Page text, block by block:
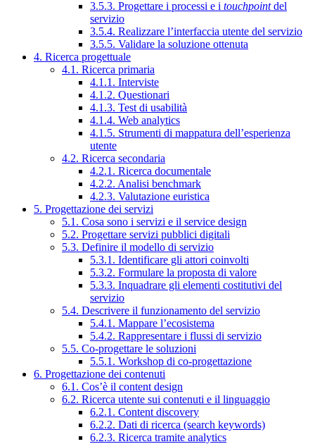
3.5.3. Progettare i processi e i touchpointdel
servizio
3.5.4. Realizzare l’interfaccia utente del servizio
3.5.5. Validare la soluzione ottenuta
4. Ricerca progettuale
4.1. Ricerca primaria
4.1.1. Interviste
4.1.2. Questionari
4.1.3. Test di usabilità
4.1.4. Web analytics
4.1.5. Strumenti di mappatura dell’esperienza
utente
4.2. Ricerca secondaria
4.2.1. Ricerca documentale
4.2.2. Analisi benchmark
4.2.3. Valutazione euristica
5. Progettazione dei servizi
5.1. Cosa sono i servizi e il service design
5.2. Progettare servizi pubblici digitali
5.3. Definire il modello di servizio
5.3.1. Identificare gli attori coinvolti
5.3.2. Formulare la proposta di valore
5.3.3. Inquadrare gli elementi costitutivi del
servizio
5.4. Descrivere il funzionamento del servizio
5.4.1. Mappare l’ecosistema
5.4.2. Rappresentare i flussi di servizio
5.5. Co-progettare le soluzioni
5.5.1. Workshop di co-progettazione
6. Progettazione dei contenuti
6.1. Cos’è il content design
6.2. Ricerca utente sui contenuti e il linguaggio
6.2.1. Content discovery
6.2.2. Dati di ricerca (search keywords)
6.2.3. Ricerca tramite analytics